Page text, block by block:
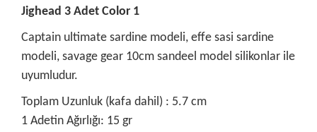
Jighead 3 Adet Color 1
Captain ultimate sardine modeli, effe sasi sardine
modeli, savage gear 10cm sandeel model silikonlar ile
uyumludur.
Toplam Uzunluk (kafa dahil) : 5.7 cm
1 Adetin Ağırlığı: 15 gr